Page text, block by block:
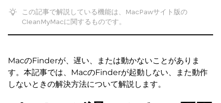
この記事で解説している機能は、MacPawサイト版の
CleanMyMacに関するものです。
MacのFinderが、遅い、または動かないことがありま
す。本記事では、MacのFinderが起動しない、また動作
しないときの解決方法について解説します。